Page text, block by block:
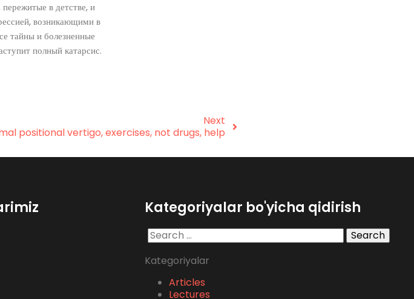
в детстве, и
возникающими в
тайны и болезненные
полный катарсис.
Next
positional vertigo, exercises, not drugs, help
Kategoriyalar bo'yicha qidirish
Search
for:
Kategoriyalar
Articles
Lectures